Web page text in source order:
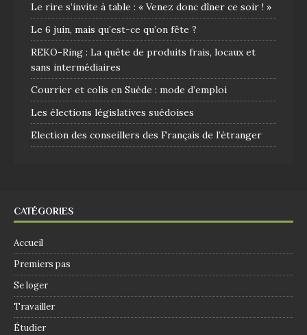
Le rire s’invite à table : « Venez donc dîner ce soir ! »
Le 6 juin, mais qu’est-ce qu’on fête ?
REKO-Ring : La quête de produits frais, locaux et
sans intermédiaires
Courrier et colis en Suède : mode d’emploi
Les élections législatives suédoises
Election des conseillers des Français de l’étranger
CATÉGORIES
Accueil
Premiers pas
Se loger
Travailler
Étudier